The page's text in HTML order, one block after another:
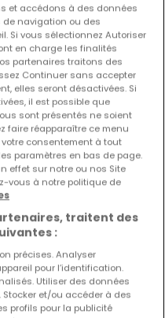
àBridel
2
et accédons à des données
de navigation ou des
Si vous sélectionnez Autoriser
en charge les finalités
partenaires traitons des
Continuer sans accepter
elles seront désactivées. Si
il est possible que
sont présentés ne soient
faire réapparaître ce menu
consentement à tout
paramètres en bas de page.
effet sur notre ou nos Site
vous à notre politique de
traitent des
:
précises. Analyser
pour l’identification.
Utiliser des données
et/ou accéder à des
profils pour la publicité